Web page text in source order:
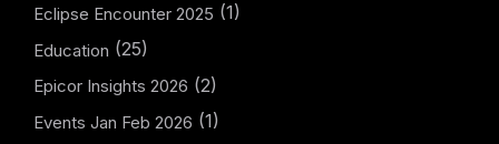
Eclipse Encounter 2025 (1)
Education (25)
Epicor Insights 2026 (2)
Events Jan Feb 2026 (1)